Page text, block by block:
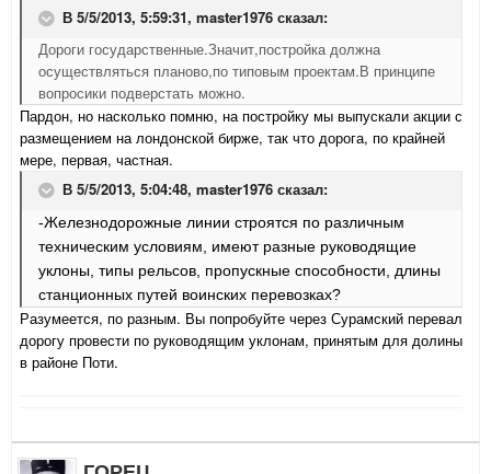
В 5/5/2013, 5:59:31, master1976 сказал:
Дороги государственные.Значит,постройка должна
осуществляться планово,по типовым проектам.В принципе
вопросики подверстать можно.
Пардон, но насколько помню, на постройку мы выпускали акции с
размещением на лондонской бирже, так что дорога, по крайней
мере, первая, частная.
В 5/5/2013, 5:04:48, master1976 сказал:
-Железнодорожные линии строятся по различным
техническим условиям, имеют разные руководящие
уклоны, типы рельсов, пропускные способности, длины
станционных путей воинских перевозках?
Разумеется, по разным. Вы попробуйте через Сурамский перевал
дорогу провести по руководящим уклонам, принятым для долины
в районе Поти.